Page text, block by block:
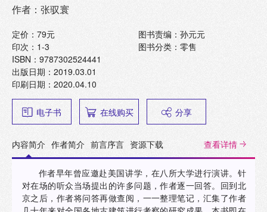
作者：张驭寰
定价：79元
印次：1-3
ISBN：9787302524441
出版日期：2019.03.01
印刷日期：2020.04.10
图书责编：孙元元
图书分类：零售
电子书 在线购买 分享
内容简介 作者简介 前言序言 资源下载 查看详情
作者早年曾应邀赴美国讲学，在八所大学进行演讲。针
对在场的听众当场提出的许多问题，作者逐一回答。回到北
京之后，作者将问答再做查阅，一一整理笔记，汇集了作者